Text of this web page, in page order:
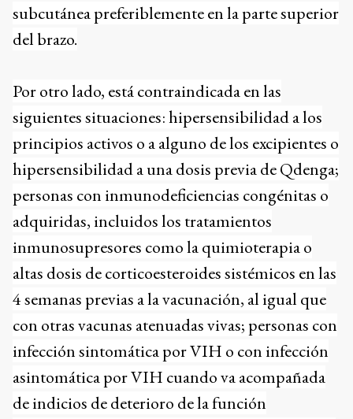
subcutánea preferiblemente en la parte superior
del brazo.
Por otro lado, está contraindicada en las
siguientes situaciones: hipersensibilidad a los
principios activos o a alguno de los excipientes o
hipersensibilidad a una dosis previa de Qdenga;
personas con inmunodeficiencias congénitas o
adquiridas, incluidos los tratamientos
inmunosupresores como la quimioterapia o
altas dosis de corticoesteroides sistémicos en las
4 semanas previas a la vacunación, al igual que
con otras vacunas atenuadas vivas; personas con
infección sintomática por VIH o con infección
asintomática por VIH cuando va acompañada
de indicios de deterioro de la función